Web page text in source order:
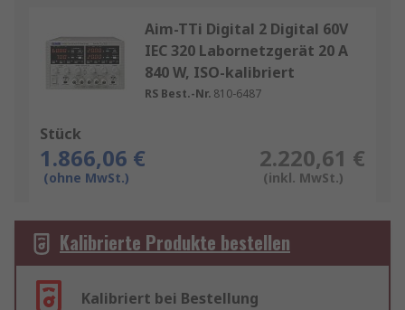
Aim-TTi Digital 2 Digital 60V
IEC 320 Labornetzgerät 20 A
840 W, ISO-kalibriert
RS Best.-Nr. 810-6487
Stück
1.866,06 €
(ohne MwSt.)
2.220,61 €
(inkl. MwSt.)
Kalibrierte Produkte bestellen
Kalibriert bei Bestellung